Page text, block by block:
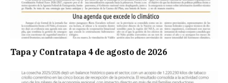
Tapa y Contratapa 4 de agosto de 2026